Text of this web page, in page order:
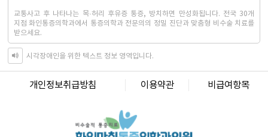
교통사고 후 나타나는 목·허리 후유증 통증, 방치하면 만성화됩니다. 전국 30개
지점 화인통증의학과에서 통증의학과 전문의의 정밀 진단과 맞춤형 비수술 치료를
받으세요.
시각장애인을 위한 텍스트 정보 영역입니다.
개인정보취급방침 이용약관 비급여항목
대표자명: 윤경섭
서울 강남구 테헤란로 405 BGF 사옥 빌딩 3층 (서울 강남구 삼성동 141-32)